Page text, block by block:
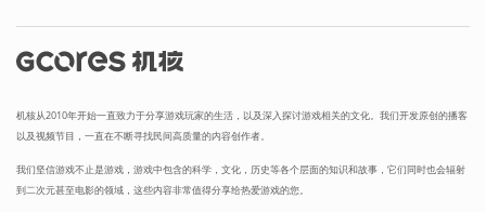
机核从2010年开始一直致力于分享游戏玩家的生活，以及深入探讨游戏相关的文化。我们开发原创的播客
以及视频节目，一直在不断寻找民间高质量的内容创作者。
我们坚信游戏不止是游戏，游戏中包含的科学，文化，历史等各个层面的知识和故事，它们同时也会辐射
到二次元甚至电影的领域，这些内容非常值得分享给热爱游戏的您。